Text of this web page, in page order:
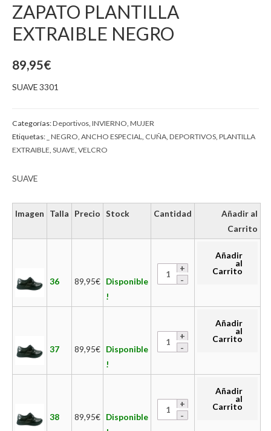
ZAPATO PLANTILLA
EXTRAIBLE NEGRO
89,95€
SUAVE 3301
Categorías:Deportivos INVIERNO MUJER
Etiquetas: _ NEGRO ANCHO ESPECIAL CUÑA DEPORTIVOS PLANTILLA
EXTRAIBLE SUAVE VELCRO
SUAVE
Imagen Talla Precio Stock Cantidad
Añadir al
Carrito
36 89,95€ Disponible
!
Añadir
al
Carrito
37 89,95€ Disponible
!
Añadir
al
Carrito
38 89,95€ Disponible
Añadir
al
Carrito